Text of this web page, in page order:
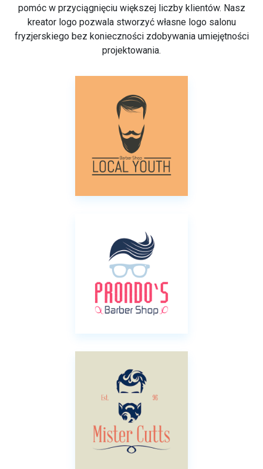
pomóc w przyciągnięciu większej liczby klientów. Nasz
kreator logo pozwala stworzyć własne logo salonu
fryzjerskiego bez konieczności zdobywania umiejętności
projektowania.